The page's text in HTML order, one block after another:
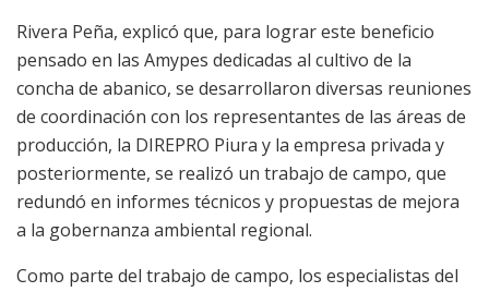
Rivera Peña, explicó que, para lograr este beneficio
pensado en las Amypes dedicadas al cultivo de la
concha de abanico, se desarrollaron diversas reuniones
de coordinación con los representantes de las áreas de
producción, la DIREPRO Piura y la empresa privada y
posteriormente, se realizó un trabajo de campo, que
redundó en informes técnicos y propuestas de mejora
a la gobernanza ambiental regional.
Como parte del trabajo de campo, los especialistas del